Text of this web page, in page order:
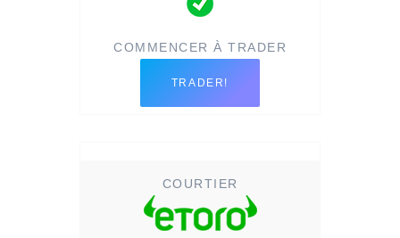
TRADER!